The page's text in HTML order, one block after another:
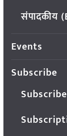
संपादकीय
Events
Subscribe